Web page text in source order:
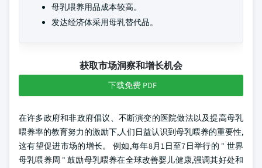
母乳喂养用品成本较高。
发达经济体采用母乳替代品。
获取市场洞察和增长机会
下载免费 PDF
在许多政府和非政府倡议、不断演变的医院做法以及提高母乳
喂养率的教育努力的激励下,人们日益认识到母乳喂养的重要性,
这有望促进市场的增长。 例如,每年8月1日至7日举行的 " 世界
母乳喂养周 " 鼓励母乳喂养在全球改善婴儿健康,强调其好处和